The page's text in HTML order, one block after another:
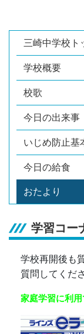
三崎中学校ト
学校概要
校歌
今日の出来事
いじめ防止基
今日の給食
おたより
学習コー
学校再開後も
質問してくだ
家庭学習に利用